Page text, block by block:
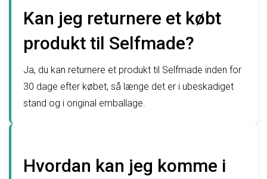
Kan jeg returnere et købt
produkt til Selfmade?
Ja, du kan returnere et produkt til Selfmade inden for
30 dage efter købet, så længe det er i ubeskadiget
stand og i original emballage.
Hvordan kan jeg komme i